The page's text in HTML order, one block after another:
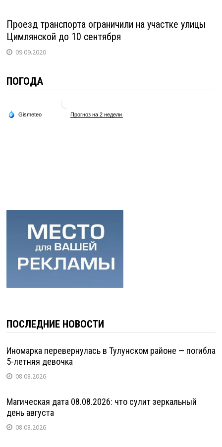
Проезд транспорта ограничили на участке улицы
Цимлянской до 10 сентября
09.09.2020
ПОГОДА
ПОСЛЕДНИЕ НОВОСТИ
Иномарка перевернулась в Тулунском районе — погибла
5-летняя девочка
08.08.2026
Магическая дата 08.08.2026: что сулит зеркальный
день августа
08.08.2026